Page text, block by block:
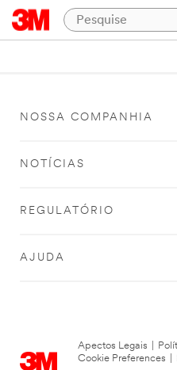
NOSSA COMPANHIA
NOTÍCIAS
REGULATÓRIO
AJUDA
Apectos Legais
Cookie Preferences